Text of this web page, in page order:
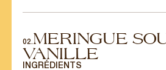
02.MERINGUE
VANILLE
INGRÉDIENTS